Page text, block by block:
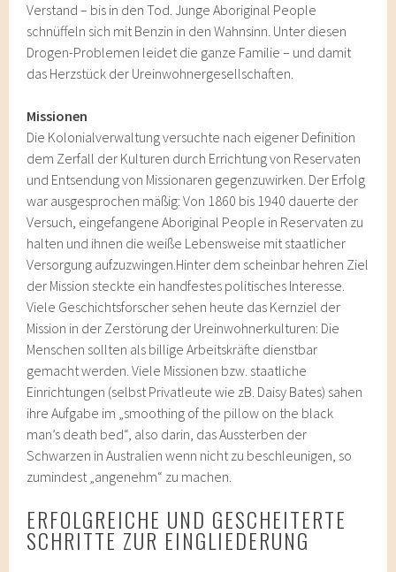
Verstand – bis in den Tod. Junge Aboriginal People
schnüffeln sich mit Benzin in den Wahnsinn. Unter diesen
Drogen-Problemen leidet die ganze Familie – und damit
das Herzstück der Ureinwohnergesellschaften.
Missionen
Die Kolonialverwaltung versuchte nach eigener Definition
dem Zerfall der Kulturen durch Errichtung von Reservaten
und Entsendung von Missionaren gegenzuwirken. Der Erfolg
war ausgesprochen mäßig: Von 1860 bis 1940 dauerte der
Versuch, eingefangene Aboriginal People in Reservaten zu
halten und ihnen die weiße Lebensweise mit staatlicher
Versorgung aufzuzwingen.Hinter dem scheinbar hehren Ziel
der Mission steckte ein handfestes politisches Interesse.
Viele Geschichtsforscher sehen heute das Kernziel der
Mission in der Zerstörung der Ureinwohnerkulturen: Die
Menschen sollten als billige Arbeitskräfte dienstbar
gemacht werden. Viele Missionen bzw. staatliche
Einrichtungen (selbst Privatleute wie zB. Daisy Bates) sahen
ihre Aufgabe im „smoothing of the pillow on the black
man’s death bed“, also darin, das Aussterben der
Schwarzen in Australien wenn nicht zu beschleunigen, so
zumindest „angenehm“ zu machen.
ERFOLGREICHE UND GESCHEITERTE
SCHRITTE ZUR EINGLIEDERUNG